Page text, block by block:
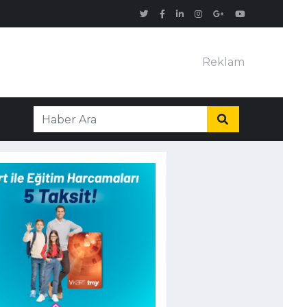
Reklam